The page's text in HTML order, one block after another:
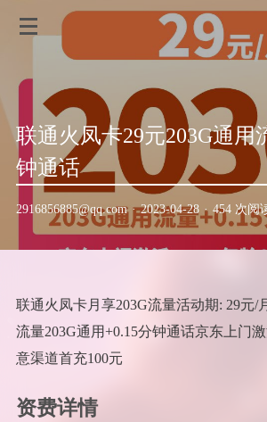
联通火凤卡29元203G通用
钟通话
2916856885@qq.com · 2023-04-28 · 454 次阅
联通火凤卡月享203G流量活动期: 29元/
流量203G通用+0.15分钟通话京东上门
意渠道首充100元
资费详情